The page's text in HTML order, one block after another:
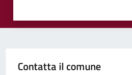
Contatta il comune